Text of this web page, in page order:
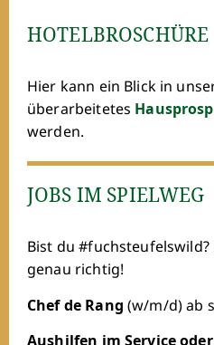
HOTELBROSCHÜRE
Hier kann ein Blick in
überarbeitetes
werden.
JOBS IM SPIELWEG
Bist du
genau richtig!
Chef de Rang (w/m/d) ab
Aushilfen im Service